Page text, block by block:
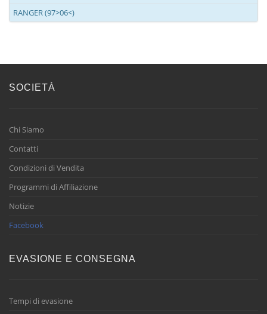
RANGER (97>06<)
SOCIETÀ
Chi Siamo
Contatti
Condizioni di Vendita
Programmi di Affiliazione
Notizie
Facebook
EVASIONE E CONSEGNA
Tempi di evasione